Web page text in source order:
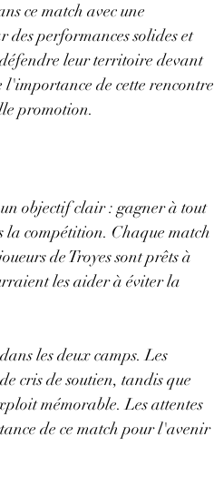
ce match avec une
performances solides et
leur territoire devant
l'importance de cette rencontre
promotion.
objectif clair : gagner à tout
la compétition. Chaque match
de Troyes sont prêts à
les aider à éviter la
les deux camps. Les
cris de soutien, tandis que
mémorable. Les attentes
de ce match pour l'avenir